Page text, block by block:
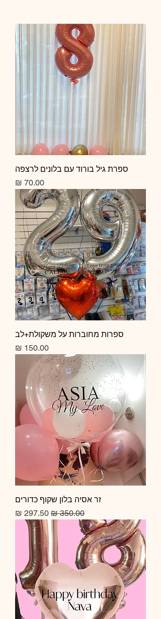
ספרת גיל בורוד עם בלונים לרצפה
מחיר
ספרות מחוברות על משקולת+לב
מחיר
זר אסיה בלון שקוף כדורים
מחיר רגיל מחיר מבצע